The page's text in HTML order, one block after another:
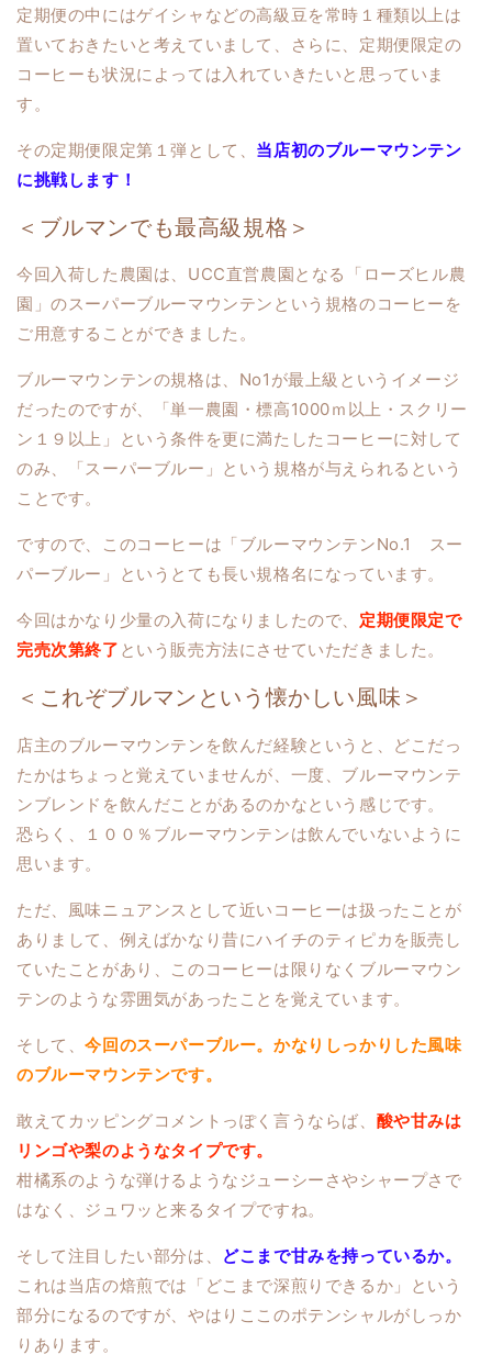
定期便の中にはゲイシャなどの高級豆を常時１種類以上は
置いておきたいと考えていまして、さらに、定期便限定の
コーヒーも状況によっては入れていきたいと思っていま
す。
その定期便限定第１弾として、 当店初のブルーマウンテン
に挑戦します！
＜ブルマンでも最高級規格＞
今回入荷した農園は、UCC直営農園となる「ローズヒル農
園」のスーパーブルーマウンテンという規格のコーヒーを
ご用意することができました。
ブルーマウンテンの規格は、No1が最上級というイメージ
だったのですが、「単一農園・標高1000ｍ以上・スクリー
ン１９以上」という条件を更に満たしたコーヒーに対して
のみ、「スーパーブルー」という規格が与えられるという
ことです。
ですので、このコーヒーは「ブルーマウンテンNo.1 スー
パーブルー」というとても長い規格名になっています。
今回はかなり少量の入荷になりましたので、 定期便限定で
完売次第終了 という販売方法にさせていただきました。
＜これぞブルマンという懐かしい風味＞
店主のブルーマウンテンを飲んだ経験というと、どこだっ
たかはちょっと覚えていませんが、一度、ブルーマウンテ
ンブレンドを飲んだことがあるのかなという感じです。
恐らく、１００％ブルーマウンテンは飲んでいないように
思います。
ただ、風味ニュアンスとして近いコーヒーは扱ったことが
ありまして、例えばかなり昔にハイチのティピカを販売し
ていたことがあり、このコーヒーは限りなくブルーマウン
テンのような雰囲気があったことを覚えています。
そして、今回のスーパーブルー。かなりしっかりした風味
のブルーマウンテンです。
敢えてカッピングコメントっぽく言うならば、 酸や甘みは
リンゴや梨のようなタイプです。
柑橘系のような弾けるようなジューシーさやシャープさで
はなく、ジュワッと来るタイプですね。
そして注目したい部分は、 どこまで甘みを持っているか。
これは当店の焙煎では「どこまで深煎りできるか」という
部分になるのですが、やはりここのポテンシャルがしっか
りあります。